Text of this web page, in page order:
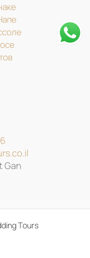
Gan
Tours